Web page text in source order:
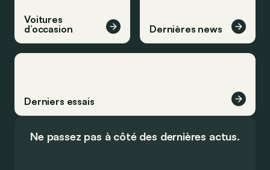
Voitures
d’occasion
Dernières news
Derniers essais
Ne passez pas à côté des dernières actus.